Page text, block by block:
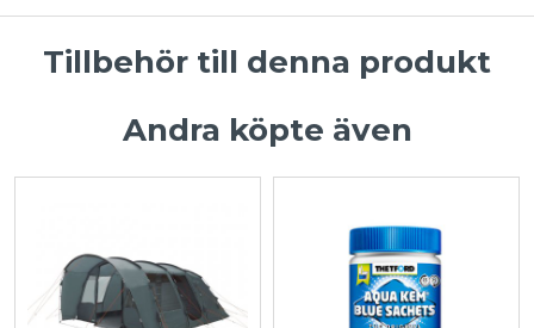
Tillbehör till denna produkt
Andra köpte även